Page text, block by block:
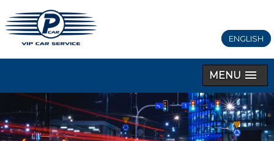
ENGLISH
MENU